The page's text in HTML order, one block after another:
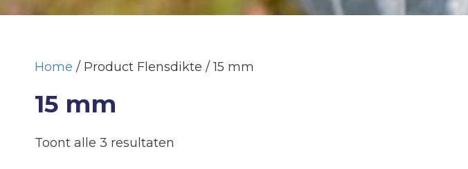
Home / Product Flensdikte / 15 mm
15 mm
Toont alle 3 resultaten